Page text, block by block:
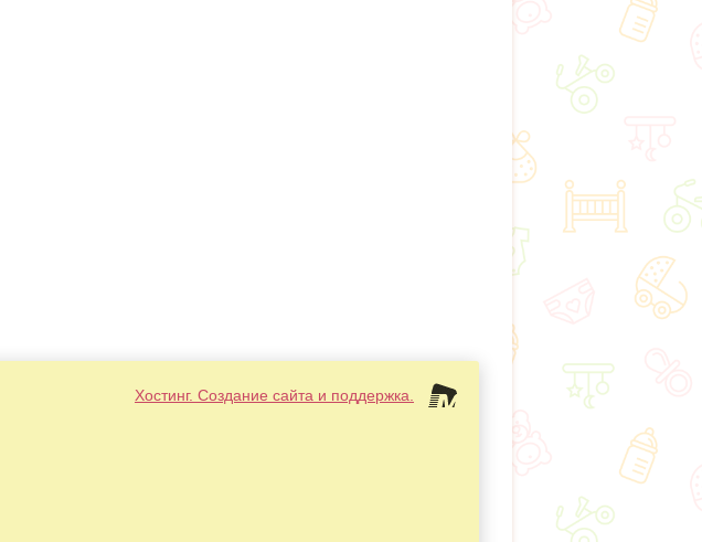
Хостинг. Создание сайта и поддержка.